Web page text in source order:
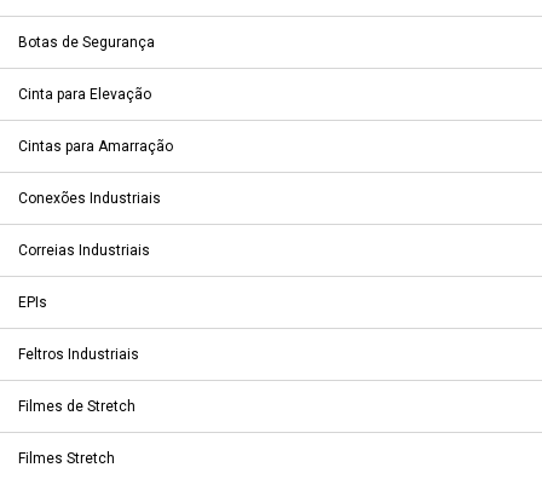
Botas de Segurança
Cinta para Elevação
Cintas para Amarração
Conexões Industriais
Correias Industriais
EPIs
Feltros Industriais
Filmes de Stretch
Filmes Stretch